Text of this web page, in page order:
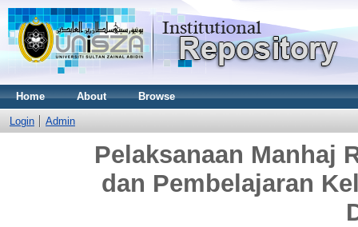
Home About Browse
Login Admin
Pelaksanaan Manhaj
dan Pembelajaran